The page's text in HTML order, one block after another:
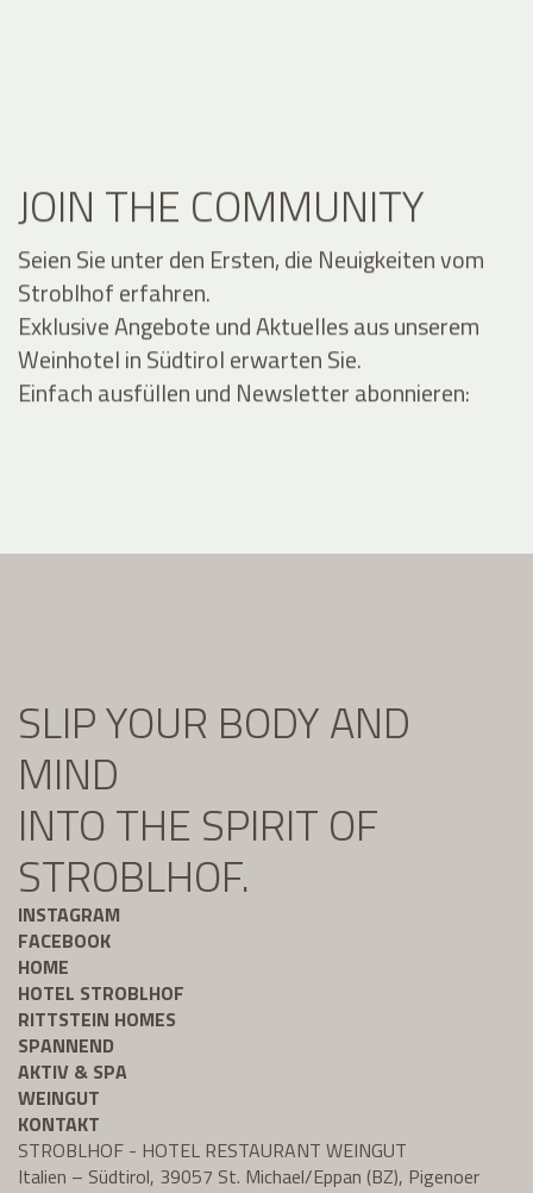
JOIN THE COMMUNITY
Seien Sie unter den Ersten, die Neuigkeiten vom
Stroblhof erfahren.
Exklusive Angebote und Aktuelles aus unserem
Weinhotel in Südtirol erwarten Sie.
Einfach ausfüllen und Newsletter abonnieren:
SLIP YOUR BODY AND
MIND
INTO THE SPIRIT OF
STROBLHOF.
INSTAGRAM
FACEBOOK
HOME
HOTEL STROBLHOF
RITTSTEIN HOMES
SPANNEND
AKTIV & SPA
WEINGUT
KONTAKT
STROBLHOF - HOTEL RESTAURANT WEINGUT
Italien – Südtirol, 39057 St. Michael/Eppan (BZ), Pigenoer